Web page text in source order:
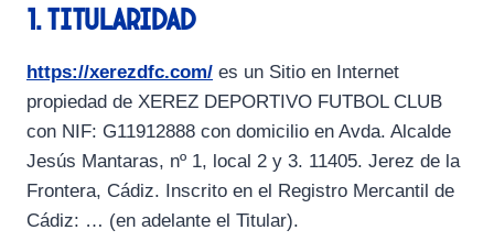
1. Titularidad
https://xerezdfc.com/ es un Sitio en Internet
propiedad de XEREZ DEPORTIVO FUTBOL CLUB
con NIF: G11912888 con domicilio en Avda. Alcalde
Jesús Mantaras, nº 1, local 2 y 3. 11405. Jerez de la
Frontera, Cádiz. Inscrito en el Registro Mercantil de
Cádiz: … (en adelante el Titular).